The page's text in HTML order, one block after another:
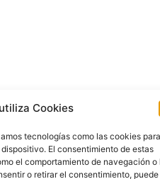
Cookies
tecnologías como las cookies para
El consentimiento de estas
el comportamiento de navegación o
o retirar el consentimiento, puede